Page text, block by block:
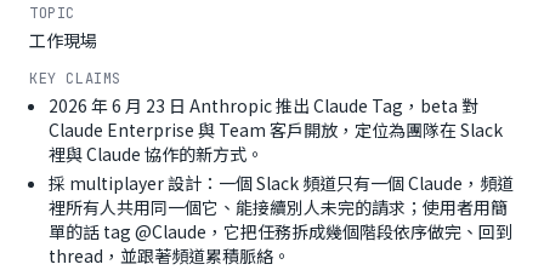
TOPIC
工作現場
KEY CLAIMS
2026 年 6 月 23 日 Anthropic 推出 Claude Tag，beta 對
Claude Enterprise 與 Team 客戶開放，定位為團隊在 Slack
裡與 Claude 協作的新方式。
採 multiplayer 設計：一個 Slack 頻道只有一個 Claude，頻道
裡所有人共用同一個它、能接續別人未完的請求；使用者用簡
單的話 tag @Claude，它把任務拆成幾個階段依序做完、回到
thread，並跟著頻道累積脈絡。